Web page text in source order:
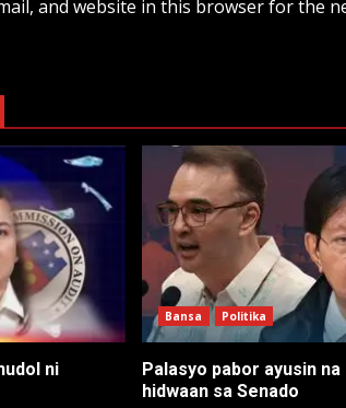
and website in this browser for the
ni
Bansa Politika
Palasyo pabor ayusin na
hidwaan sa Senado